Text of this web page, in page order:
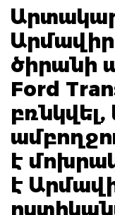
ծիրանի
Ford
բռնկվել,
է
է